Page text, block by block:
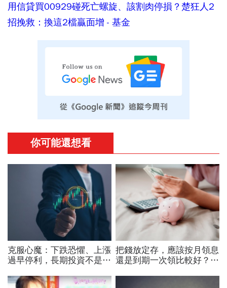
用信貸買00929碰死亡螺旋、該割肉停損？楚狂人2
招挽救：換這2檔贏面增 - 基金